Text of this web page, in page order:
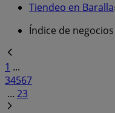
Tiendeo en Baralla
Índice de
1 ...
34567
... 23